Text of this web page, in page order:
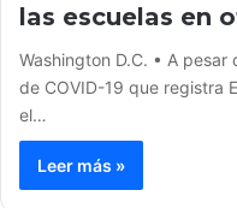
las escuelas en
Washington D.C. • A
de COVID-19 que registra
el…
Leer más »